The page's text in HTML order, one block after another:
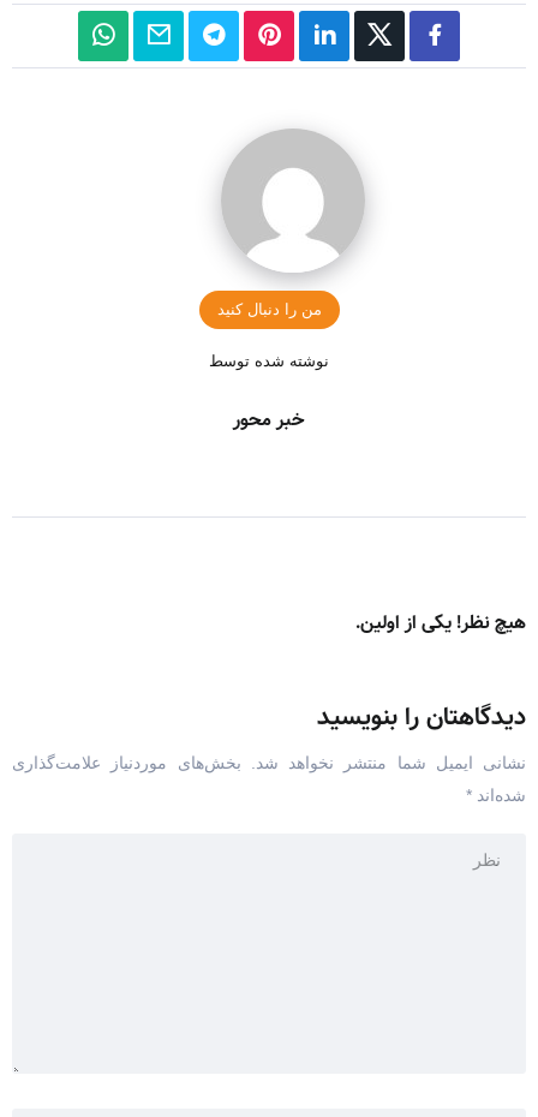
من را دنبال کنید
نوشته شده توسط
خبر محور
هیچ نظر! یکی از اولین.
دیدگاهتان را بنویسید
نشانی ایمیل شما منتشر نخواهد شد.
بخش‌های موردنیاز علامت‌گذاری
شده‌اند *